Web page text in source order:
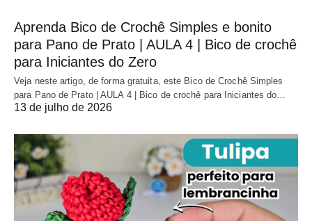
Aprenda Bico de Crochê Simples e bonito
para Pano de Prato | AULA 4 | Bico de crochê
para Iniciantes do Zero
Veja neste artigo, de forma gratuita, este Bico de Crochê Simples
para Pano de Prato | AULA 4 | Bico de crochê para Iniciantes do…
13 de julho de 2026